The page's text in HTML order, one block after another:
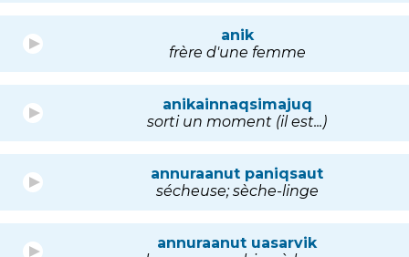
anik
frère d'une femme
anikainnaqsimajuq
sorti un moment (il est...)
annuraanut paniqsaut
sécheuse; sèche-linge
annuraanut uasarvik